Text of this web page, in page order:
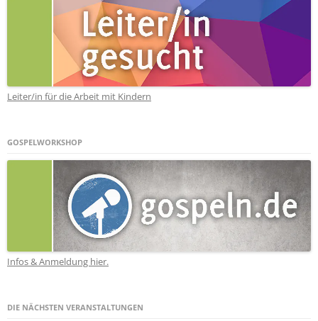
Leiter/in für die Arbeit mit Kindern
GOSPELWORKSHOP
Infos & Anmeldung hier.
DIE NÄCHSTEN VERANSTALTUNGEN